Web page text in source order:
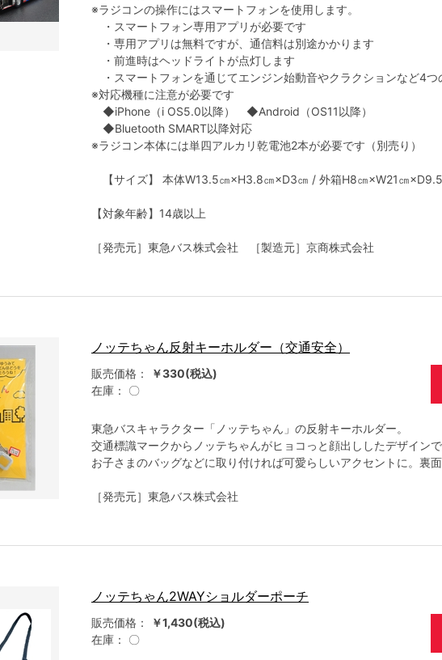
※ラジコンの操作にはスマートフォンを使用します。
・スマートフォン専用アプリが必要です
・専用アプリは無料ですが、通信料は別途かかります
・前進時はヘッドライトが点灯します
・スマートフォンを通じてエンジン始動音やクラクションなど4つ
※対応機種に注意が必要です
◆iPhone（i OS5.0以降） ◆Android（OS11以降）
◆Bluetooth SMART以降対応
※ラジコン本体には単四アルカリ乾電池2本が必要です（別売り）
【サイズ】 本体W13.5㎝×H3.8㎝×D3㎝ / 外箱H8㎝×W21㎝
【対象年齢】14歳以上
［発売元］東急バス株式会社 ［製造元］京商株式会社
ノッテちゃん反射キーホルダー（交通安全）
販売価格：
￥330(税込)
在庫：
〇
東急バスキャラクター「ノッテちゃん」の反射キーホルダー。
交通標識マークからノッテちゃんがヒョコっと顔出ししたデザイン
お子さまのバッグなどに取り付ければ可愛らしいアクセントに。裏
［発売元］東急バス株式会社
ノッテちゃん2WAYショルダーポーチ
販売価格：
￥1,430(税込)
在庫：
〇